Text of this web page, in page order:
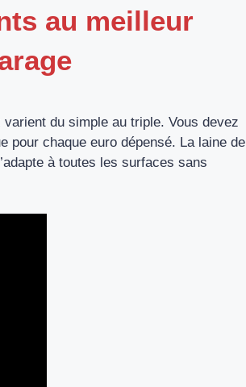
au meilleur
du simple au triple. Vous devez
pour chaque euro dépensé. La laine de
à toutes les surfaces sans